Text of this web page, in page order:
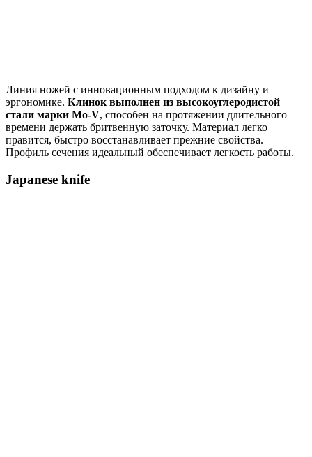
Линия ножей с инновационным подходом к дизайну и
эргономике. Клинок выполнен из высокоуглеродистой
стали марки Mo-V, способен на протяжении длительного
времени держать бритвенную заточку. Материал легко
правится, быстро восстанавливает прежние свойства.
Профиль сечения идеальный обеспечивает легкость работы.
Japanese knife